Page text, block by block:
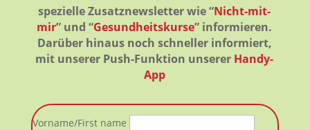
spezielle Zusatznewsletter wie “Nicht-mit-
mir” und “Gesundheitskurse” informieren.
Darüber hinaus noch schneller informiert,
mit unserer Push-Funktion unserer Handy-
App
Vorname/First name